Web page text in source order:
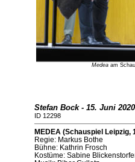
Medea am
Stefan Bock - 15. Juni 2020
ID 12298
MEDEA (Schauspiel Leipzig,
Regie: Markus Bothe
Bühne: Kathrin Frosch
Kostüme: Sabine